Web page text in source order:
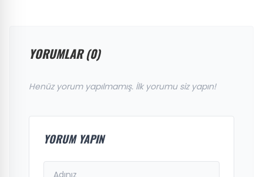
YORUMLAR (0)
Henüz yorum yapılmamış. İlk yorumu siz yapın!
YORUM YAPIN